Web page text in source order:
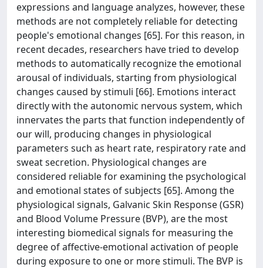
expressions and language analyzes, however, these
methods are not completely reliable for detecting
people's emotional changes [65]. For this reason, in
recent decades, researchers have tried to develop
methods to automatically recognize the emotional
arousal of individuals, starting from physiological
changes caused by stimuli [66]. Emotions interact
directly with the autonomic nervous system, which
innervates the parts that function independently of
our will, producing changes in physiological
parameters such as heart rate, respiratory rate and
sweat secretion. Physiological changes are
considered reliable for examining the psychological
and emotional states of subjects [65]. Among the
physiological signals, Galvanic Skin Response (GSR)
and Blood Volume Pressure (BVP), are the most
interesting biomedical signals for measuring the
degree of affective-emotional activation of people
during exposure to one or more stimuli. The BVP is